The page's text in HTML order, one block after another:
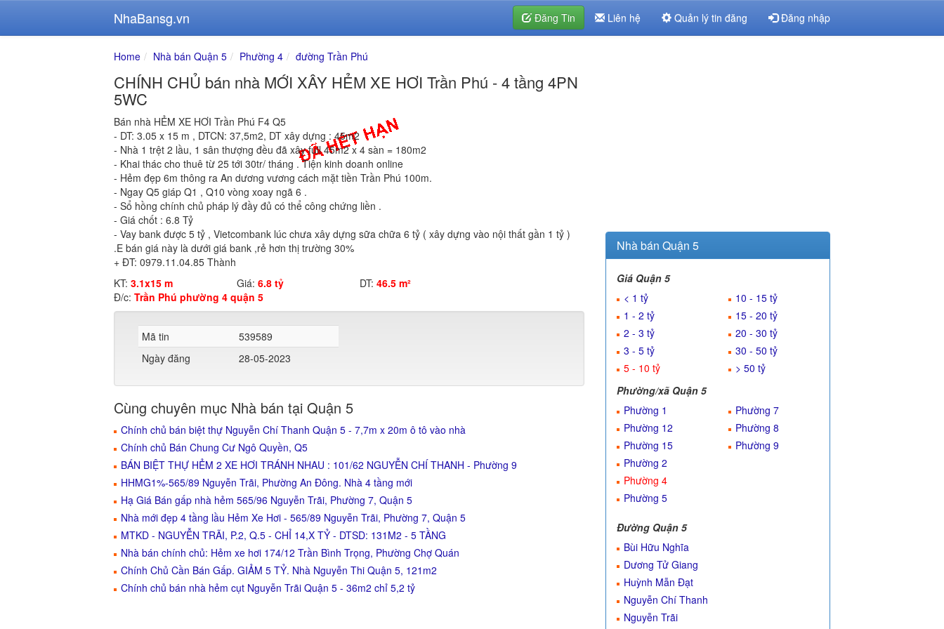
NhaBansg.vn Đăng Tin Liên hệ Quản lý tin đăng Đăng nhập
Home Nhà bán Quận 5 Phường 4 đường Trần Phú
CHÍNH CHỦ bán nhà MỚI XÂY HẺM XE HƠI Trần Phú - 4 tầng 4PN
5WC
Bán nhà HẺM XE HƠI Trần Phú F4 Q5
- DT: 3.05 x 15 m , DTCN: 37,5m2, DT xây dựng : 45m2
- Nhà 1 trệt 2 lầu, 1 sân thượng đều đã xây full 45m2 x 4 sàn = 180m2
- Khai thác cho thuê từ 25 tới 30tr/ tháng . Tiện kinh doanh online
- Hẻm đẹp 6m thông ra An dương vương cách mặt tiền Trần Phú 100m.
- Ngay Q5 giáp Q1 , Q10 vòng xoay ngã 6 .
- Sổ hồng chính chủ pháp lý đầy đủ có thể công chứng liền .
- Giá chốt : 6.8 Tỷ
- Vay bank được 5 tỷ , Vietcombank lúc chưa xây dựng sữa chữa 6 tỷ ( xây dựng vào nội thất gần 1 tỷ )
.E bán giá này là dưới giá bank ,rẻ hơn thị trường 30%
+ ĐT: 0979.11.04.85 Thành
KT: 3.1x15 m Giá: 6.8 tỷ DT: 46.5 m²
Đ/c: Trần Phú phường 4 quận 5
Mã tin
539589
Ngày đăng
28-05-2023
Cùng chuyên mục Nhà bán tại Quận 5
Chính chủ bán biệt thự Nguyễn Chí Thanh Quận 5 - 7,7m x 20m ô tô vào nhà
Chính chủ Bán Chung Cư Ngô Quyền, Q5
BÁN BIỆT THỰ HẺM 2 XE HƠI TRÁNH NHAU : 101/62 NGUYỄN CHÍ THANH - Phường 9
HHMG1%-565/89 Nguyễn Trãi, Phường An Đông. Nhà 4 tầng mới
Hạ Giá Bán gấp nhà hẻm 565/96 Nguyễn Trãi, Phường 7, Quận 5
Nhà mới đẹp 4 tầng lầu Hẻm Xe Hơi - 565/89 Nguyễn Trãi, Phường 7, Quận 5
MTKD - NGUYỄN TRÃI, P.2, Q.5 - CHỈ 14,X TỶ - DTSD: 131M2 - 5 TẦNG
Nhà bán chính chủ: Hẻm xe hơi 174/12 Trần Bình Trọng, Phường Chợ Quán
Chính Chủ Cần Bán Gấp. GIẢM 5 TỶ. Nhà Nguyễn Thi Quận 5, 121m2
Chính chủ bán nhà hẻm cụt Nguyễn Trãi Quận 5 - 36m2 chỉ 5,2 tỷ
Nhà bán Quận 5
Giá Quận 5
< 1 tỷ
1 - 2 tỷ
2 - 3 tỷ
3 - 5 tỷ
5 - 10 tỷ
10 - 15 tỷ
15 - 20 tỷ
20 - 30 tỷ
30 - 50 tỷ
> 50 tỷ
Phường/xã Quận 5
Phường 1
Phường 12
Phường 15
Phường 2
Phường 4
Phường 5
Phường 7
Phường 8
Phường 9
Đường Quận 5
Bùi Hữu Nghĩa
Dương Tử Giang
Huỳnh Mẫn Đạt
Nguyễn Chí Thanh
Nguyễn Trãi